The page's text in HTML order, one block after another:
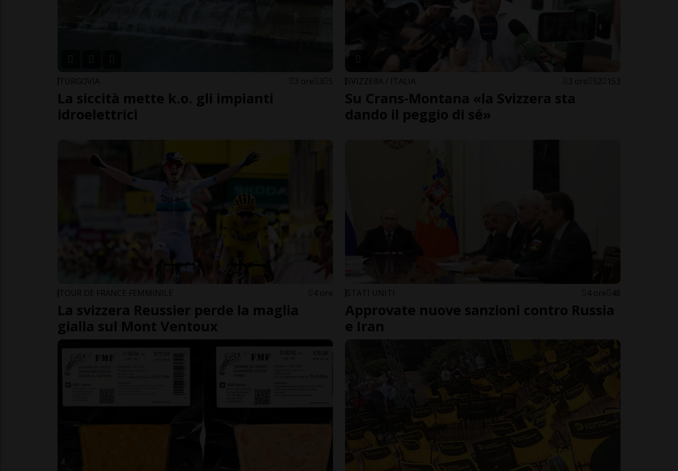
TURGOVIA 3 ore 3 5
La siccità mette k.o. gli impianti
idroelettrici
SVIZZERA / ITALIA 3 ore 52 153
Su Crans-Montana «la Svizzera sta
dando il peggio di sé»
TOUR DE FRANCE FEMMINILE 4 ore
La svizzera Reussier perde la maglia
gialla sul Mont Ventoux
STATI UNITI 4 ore 48
Approvate nuove sanzioni contro Russia
e Iran